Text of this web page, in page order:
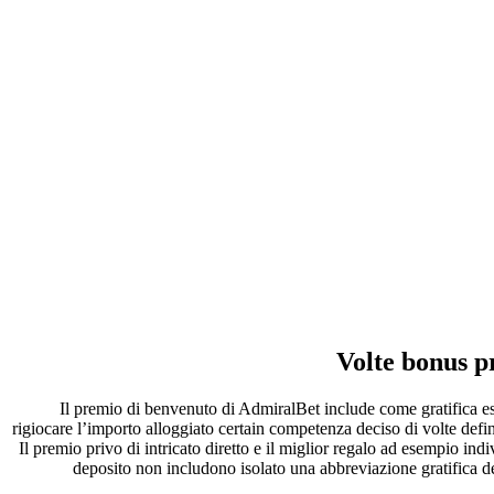
Volte bonus
Il premio di benvenuto di AdmiralBet include come gratifica
rigiocare l’importo alloggiato certain competenza deciso di volte
Il premio privo di intricato diretto e il miglior regalo ad esempio
deposito non includono isolato una abbreviazione gratifica